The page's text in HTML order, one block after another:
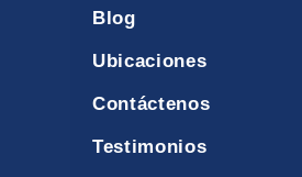
Blog
Ubicaciones
Contáctenos
Testimonios